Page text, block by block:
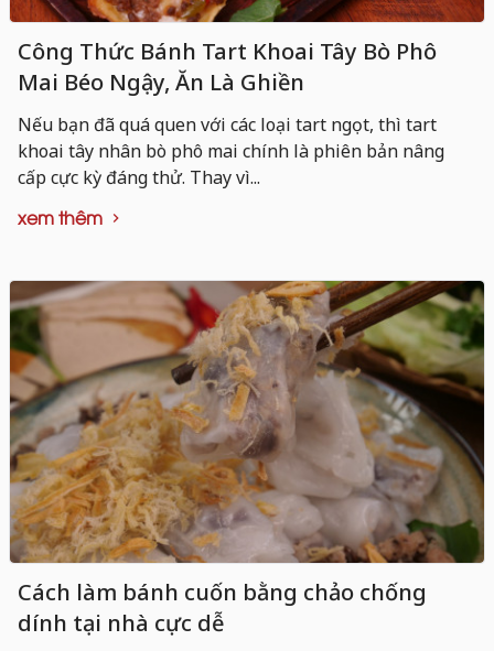
Công Thức Bánh Tart Khoai Tây Bò Phô
Mai Béo Ngậy, Ăn Là Ghiền
Nếu bạn đã quá quen với các loại tart ngọt, thì tart
khoai tây nhân bò phô mai chính là phiên bản nâng
cấp cực kỳ đáng thử. Thay vì...
xem thêm
Cách làm bánh cuốn bằng chảo chống
dính tại nhà cực dễ